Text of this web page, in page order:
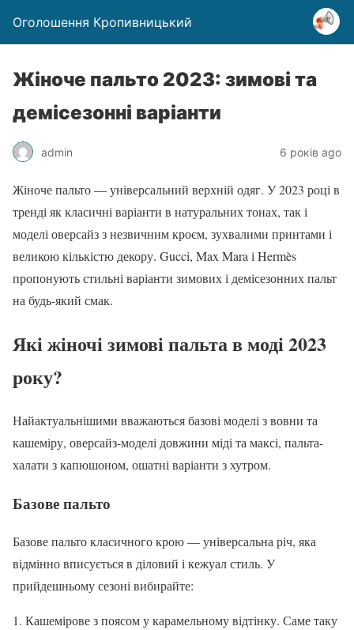
Оголошення Кропивницький
Жіноче пальто 2023: зимові та
демісезонні варіанти
admin 6 років ago
Жіноче пальто — універсальний верхній одяг. У 2023 році в
тренді як класичні варіанти в натуральних тонах, так і
моделі оверсайз з незвичним кроєм, зухвалими принтами і
великою кількістю декору. Gucci, Max Mara і Hermès
пропонують стильні варіанти зимових і демісезонних пальт
на будь-який смак.
Які жіночі зимові пальта в моді 2023
року?
Найактуальнішими вважаються базові моделі з вовни та
кашеміру, оверсайз-моделі довжини міді та максі, пальта-
халати з капюшоном, ошатні варіанти з хутром.
Базове пальто
Базове пальто класичного крою — універсальна річ, яка
відмінно вписується в діловий і кежуал стиль. У
прийдешньому сезоні вибирайте:
Кашемірове з поясом у карамельному відтінку. Саме таку